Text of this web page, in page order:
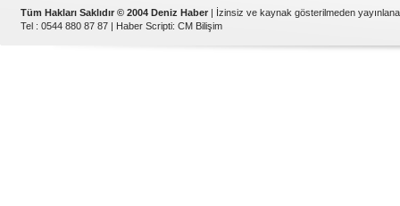
Tüm Hakları Saklıdır © 2004 Deniz Haber | İzinsiz ve kaynak gösterilmeden
Tel : 0544 880 87 87 | Haber Scripti: CM Bilişim